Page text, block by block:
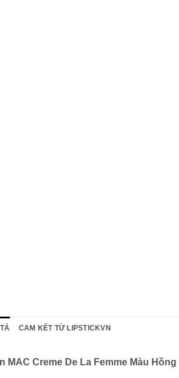
CAM KẾT TỪ LIPSTICKVN
MAC Creme De La Femme Màu